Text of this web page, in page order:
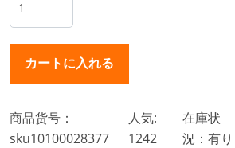
商品货号：
sku10100028377
人気:
1242
在庫状
況：有り